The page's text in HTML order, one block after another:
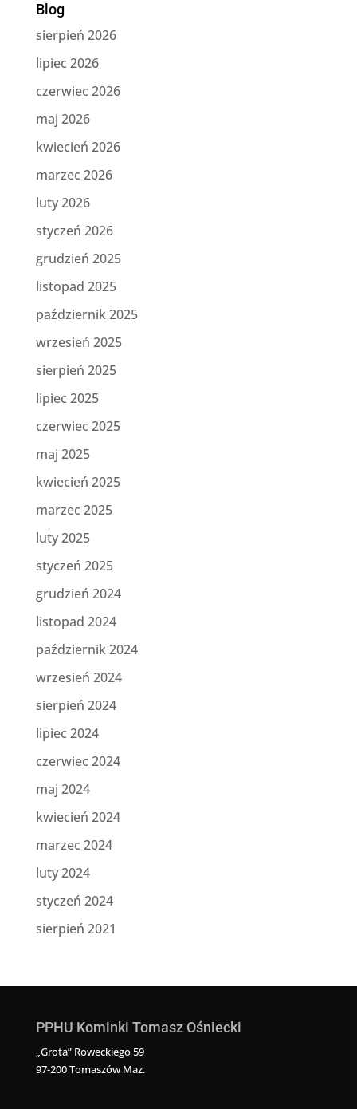
Blog
sierpień 2026
lipiec 2026
czerwiec 2026
maj 2026
kwiecień 2026
marzec 2026
luty 2026
styczeń 2026
grudzień 2025
listopad 2025
październik 2025
wrzesień 2025
sierpień 2025
lipiec 2025
czerwiec 2025
maj 2025
kwiecień 2025
marzec 2025
luty 2025
styczeń 2025
grudzień 2024
listopad 2024
październik 2024
wrzesień 2024
sierpień 2024
lipiec 2024
czerwiec 2024
maj 2024
kwiecień 2024
marzec 2024
luty 2024
styczeń 2024
sierpień 2021
PPHU Kominki Tomasz Ośniecki
„Grota” Roweckiego 59
97-200 Tomaszów Maz.